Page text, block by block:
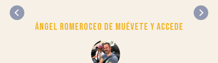
Ángel RomeroCEO de Muévete y Accede